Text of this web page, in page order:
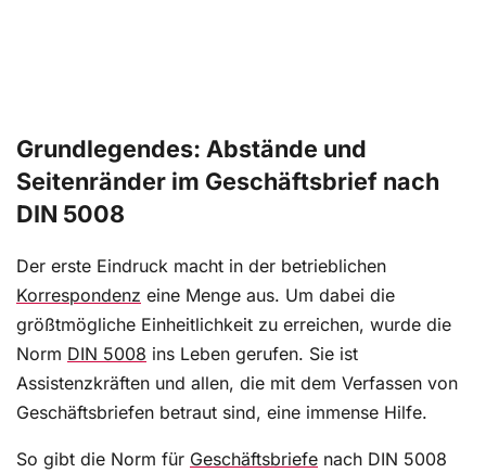
Grundlegendes: Abstände und
Seitenränder im Geschäftsbrief nach
DIN 5008
Der erste Eindruck macht in der betrieblichen
Korrespondenz eine Menge aus. Um dabei die
größtmögliche Einheitlichkeit zu erreichen, wurde die
Norm DIN 5008 ins Leben gerufen. Sie ist
Assistenzkräften und allen, die mit dem Verfassen von
Geschäftsbriefen betraut sind, eine immense Hilfe.
So gibt die Norm für Geschäftsbriefe nach DIN 5008